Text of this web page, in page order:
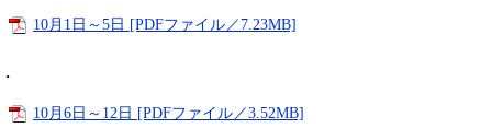
10月1日～5日 [PDFファイル／7.23MB]
・
10月6日～12日 [PDFファイル／3.52MB]